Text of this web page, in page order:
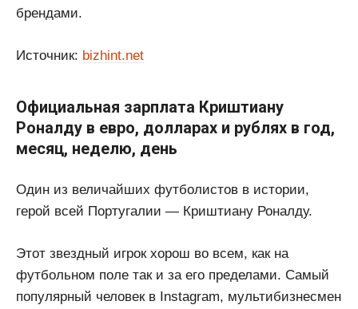
брендами.
Источник: bizhint.net
Официальная зарплата Криштиану
Роналду в евро, долларах и рублях в год,
месяц, неделю, день
Один из величайших футболистов в истории,
герой всей Португалии — Криштиану Роналду.
Этот звездный игрок хорош во всем, как на
футбольном поле так и за его пределами. Самый
популярный человек в Instagram, мультибизнесмен